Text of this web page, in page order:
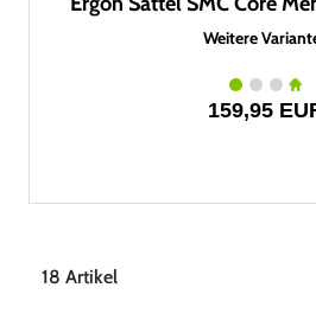
Weitere
159,95
18 Artikel